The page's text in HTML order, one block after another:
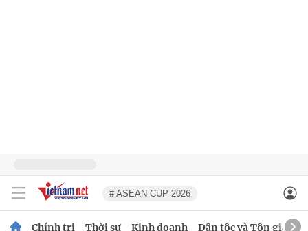
# ASEAN CUP 2026
Chính trị Thời sự Kinh doanh Dân tộc và Tôn giáo